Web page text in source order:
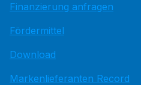
Finanzierung anfragen
Fördermittel
Download
Markenlieferanten Record